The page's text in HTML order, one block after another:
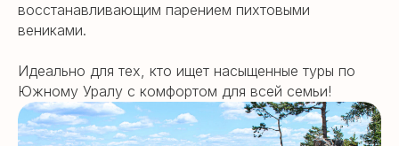
восстанавливающим парением пихтовыми
вениками.
Идеально для тех, кто ищет насыщенные туры по
Южному Уралу с комфортом для всей семьи!